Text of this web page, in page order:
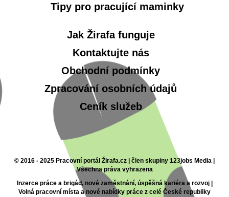
Tipy pro pracující maminky
Jak Žirafa funguje
Kontaktujte nás
Obchodní podmínky
Zpracování osobních údajů
Ceník služeb
© 2016 - 2025 Pracovní portál Žirafa.cz | člen skupiny 123jobs Media |
Všechna práva vyhrazena
Inzerce práce a brigád, nové zaměstnání, úspěšná kariéra a rozvoj |
Volná pracovní místa a nové nabídky práce z celé České republiky